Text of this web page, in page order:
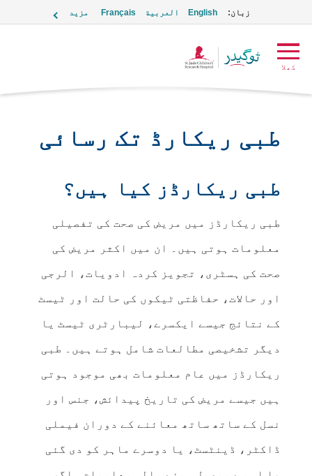
زبان: English العربية Français مزید
کھلا
طبی ریکارڈ تک رسائی
طبی ریکارڈز کیا ہیں؟
طبی ریکارڈز میں مریض کی صحت کی تفصیلی
معلومات ہوتی ہیں۔ ان میں اکثر مریض کی
صحت کی ہسٹری، تجویز کردہ ادویات، الرجی
اور حالات، حفاظتی ٹیکوں کی حالت اور ٹیسٹ
کے نتائج جیسے ایکسرے، لیبارٹری ٹیسٹ یا
دیگر تشخیصی مطالعات شامل ہوتے ہیں۔ طبی
ریکارڈز میں عام معلومات بھی موجود ہوتی
ہیں جیسے مریض کی تاریخ پیدائش، جنس اور
نسل کے ساتھ ساتھ معائنے کے دوران فیملی
ڈاکٹر، ڈینٹسٹ، یا دوسرے ماہر کو دی گئی